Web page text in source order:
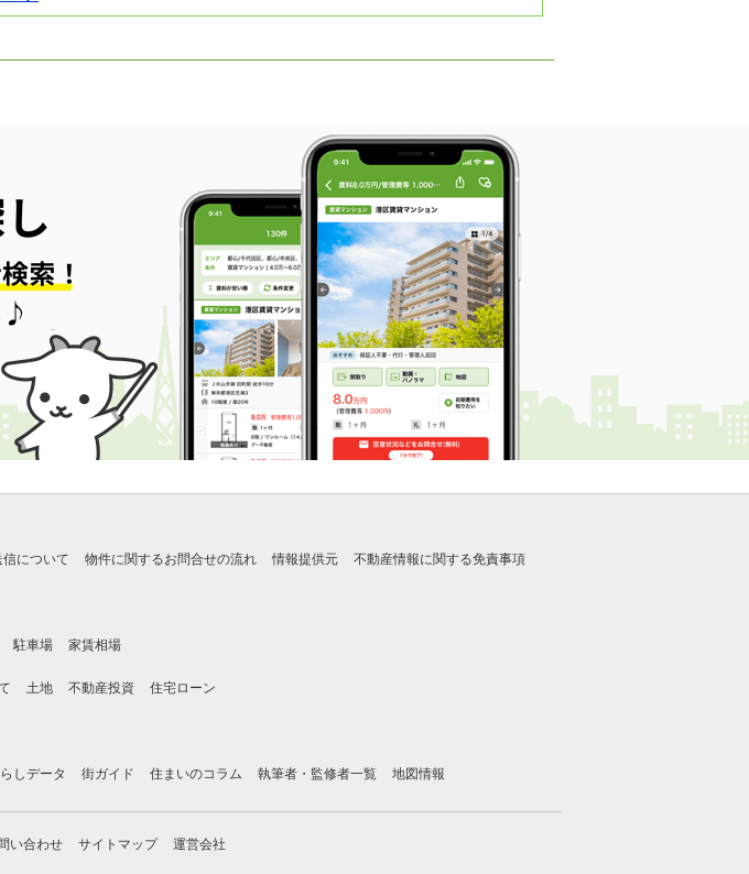
について 物件に関するお問合せの流れ 情報提供元 不動産情報に関する免責事項
駐車場 家賃相場
土地 不動産投資 住宅ローン
しデータ 街ガイド 住まいのコラム 執筆者・監修者一覧 地図情報
い合わせ サイトマップ 運営会社